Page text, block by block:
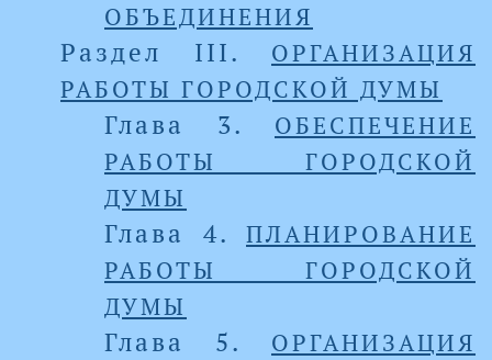
ОБЪЕДИНЕНИЯ
Раздел III. ОРГАНИЗАЦИЯ
РАБОТЫ ГОРОДСКОЙ ДУМЫ
Глава 3. ОБЕСПЕЧЕНИЕ
РАБОТЫ ГОРОДСКОЙ
ДУМЫ
Глава 4. ПЛАНИРОВАНИЕ
РАБОТЫ ГОРОДСКОЙ
ДУМЫ
Глава 5. ОРГАНИЗАЦИЯ